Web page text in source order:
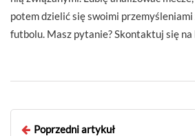
potem dzielić się swoimi
futbolu. Masz pytanie? Skontaktuj się na
Poprzedni artykuł